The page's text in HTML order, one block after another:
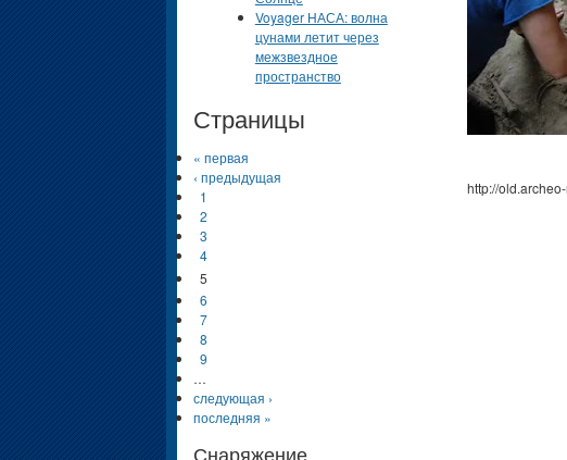
http://
Voyager НАСА: волна
цунами летит через
межзвездное
пространство
Страницы
« первая
‹ предыдущая
1
2
3
4
5
6
7
8
9
…
следующая ›
последняя »
Снаряжение